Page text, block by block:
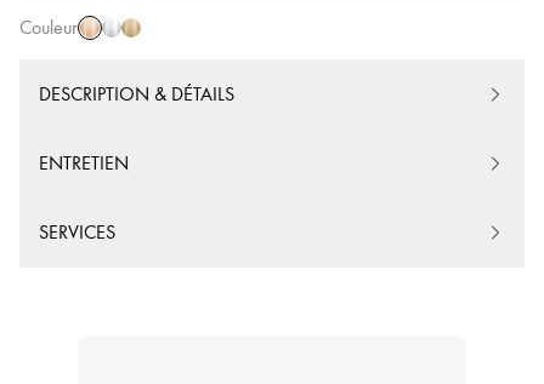
Couleur
DESCRIPTION & DÉTAILS
ENTRETIEN
SERVICES